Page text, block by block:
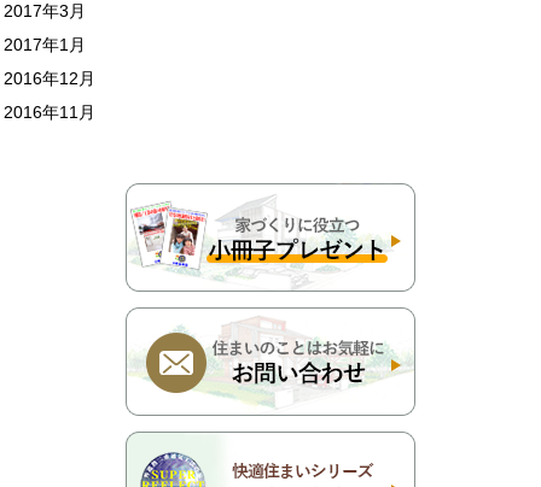
2017年3月
2017年1月
2016年12月
2016年11月